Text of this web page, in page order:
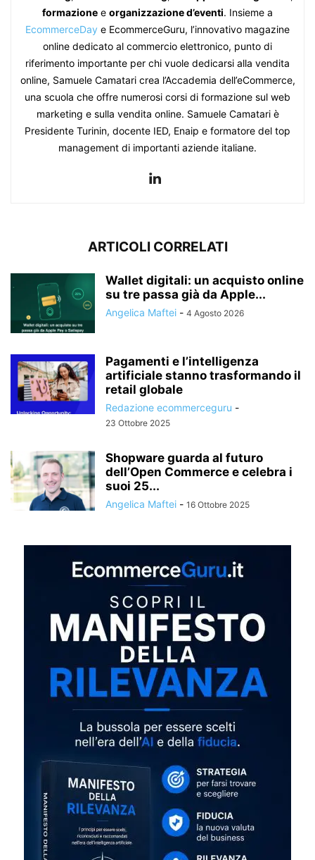
formazione e organizzazione d’eventi. Insieme a
EcommerceDay e EcommerceGuru, l’innovativo magazine
online dedicato al commercio elettronico, punto di
riferimento importante per chi vuole dedicarsi alla vendita
online, Samuele Camatari crea l’Accademia dell’eCommerce,
una scuola che offre numerosi corsi di formazione sul web
marketing e sulla vendita online. Samuele Camatari è
Presidente Turinin, docente IED, Enaip e formatore del top
management di importanti aziende italiane.
ARTICOLI CORRELATI
Wallet digitali: un acquisto online
su tre passa già da Apple...
Angelica Maftei - 4 Agosto 2026
Pagamenti e l’intelligenza
artificiale stanno trasformando il
retail globale
Redazione ecommerceguru -
23 Ottobre 2025
Shopware guarda al futuro
dell’Open Commerce e celebra i
suoi 25...
Angelica Maftei - 16 Ottobre 2025